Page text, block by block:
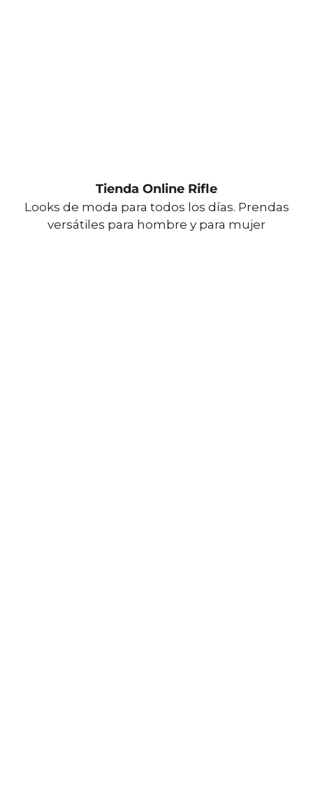
Tienda Online Rifle
Looks de moda para todos los días. Prendas
versátiles para hombre y para mujer